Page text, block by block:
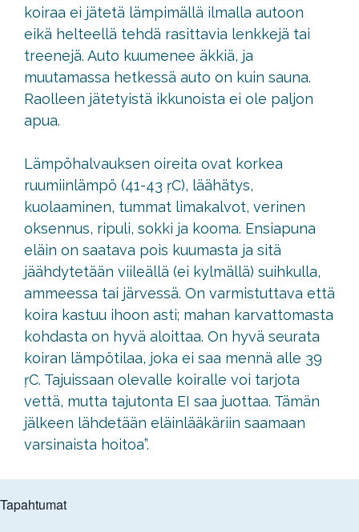
koiraa ei jätetä lämpimällä ilmalla autoon
eikä helteellä tehdä rasittavia lenkkejä tai
treenejä. Auto kuumenee äkkiä, ja
muutamassa hetkessä auto on kuin sauna.
Raolleen jätetyistä ikkunoista ei ole paljon
apua.
Lämpöhalvauksen oireita ovat korkea
ruumiinlämpö (41-43 ŗC), läähätys,
kuolaaminen, tummat limakalvot, verinen
oksennus, ripuli, sokki ja kooma. Ensiapuna
eläin on saatava pois kuumasta ja sitä
jäähdytetään viileällä (ei kylmällä) suihkulla,
ammeessa tai järvessä. On varmistuttava että
koira kastuu ihoon asti; mahan karvattomasta
kohdasta on hyvä aloittaa. On hyvä seurata
koiran lämpötilaa, joka ei saa mennä alle 39
ŗC. Tajuissaan olevalle koiralle voi tarjota
vettä, mutta tajutonta EI saa juottaa. Tämän
jälkeen lähdetään eläinlääkäriin saamaan
varsinaista hoitoa”.
Tapahtumat